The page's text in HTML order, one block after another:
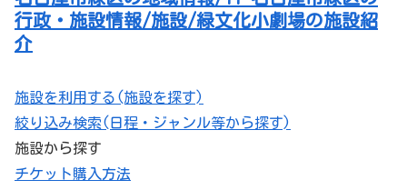
行政・施設情報/施設/緑文化小劇場の施設紹
介
施設を利用する(施設を探す)
絞り込み検索(日程・ジャンル等から探す)
施設から探す
チケット購入方法